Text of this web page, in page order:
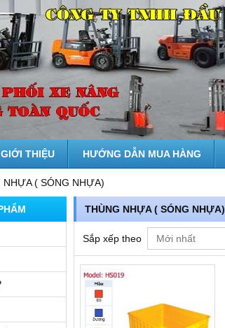
GIỚI THIỆU HƯỚNG DẪN MUA HÀNG
NHỰA ( SÓNG NHỰA)
THÙNG NHỰA ( SÓNG NHỰA)
Sắp xếp theo Mới nhất